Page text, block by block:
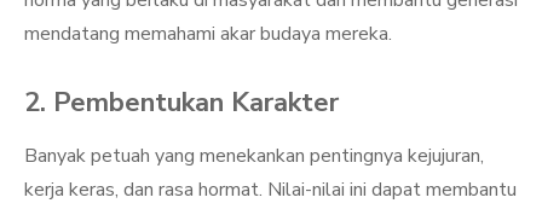
mendatang memahami akar budaya mereka.
2. Pembentukan Karakter
Banyak petuah yang menekankan pentingnya kejujuran,
kerja keras, dan rasa hormat. Nilai-nilai ini dapat membantu